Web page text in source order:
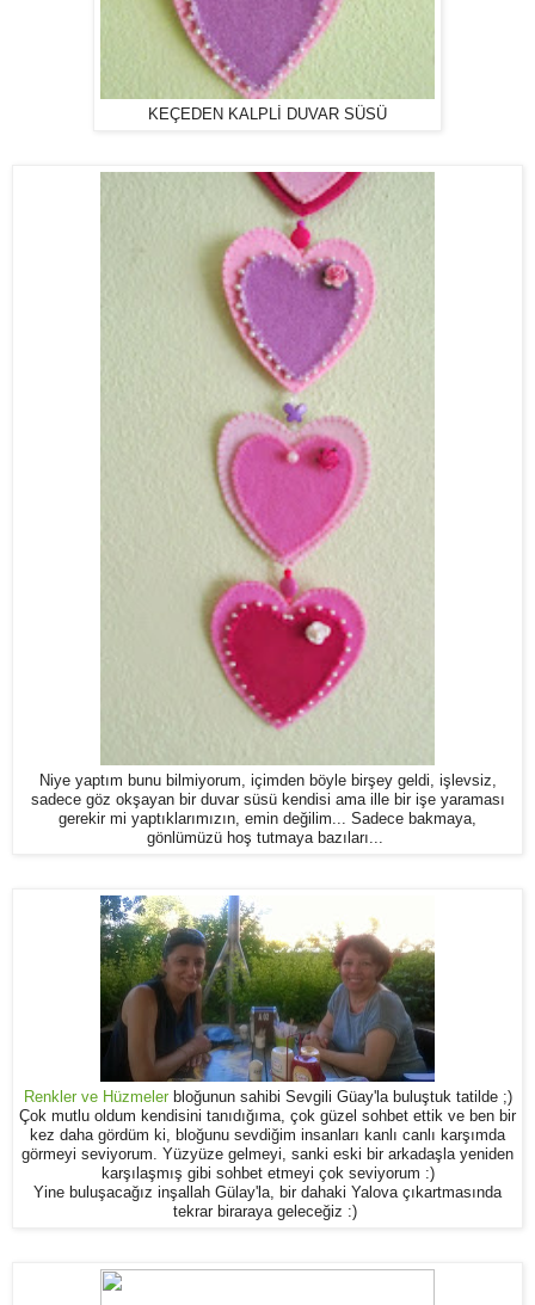
KEÇEDEN KALPLİ DUVAR SÜSÜ
Niye yaptım bunu bilmiyorum, içimden böyle birşey geldi, işlevsiz,
sadece göz okşayan bir duvar süsü kendisi ama ille bir işe yaraması
gerekir mi yaptıklarımızın, emin değilim... Sadece bakmaya,
gönlümüzü hoş tutmaya bazıları...
Renkler ve Hüzmelerbloğunun sahibi Sevgili Güay'la buluştuk tatilde ;)
Çok mutlu oldum kendisini tanıdığıma, çok güzel sohbet ettik ve ben bir
kez daha gördüm ki, bloğunu sevdiğim insanları kanlı canlı karşımda
görmeyi seviyorum. Yüzyüze gelmeyi, sanki eski bir arkadaşla yeniden
karşılaşmış gibi sohbet etmeyi çok seviyorum :)
Yine buluşacağız inşallah Gülay'la, bir dahaki Yalova çıkartmasında
tekrar biraraya geleceğiz :)